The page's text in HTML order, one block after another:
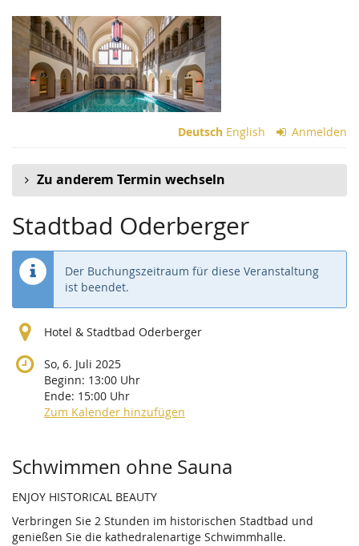
Zum
Haupt-
Inhalt
springen
Deutsch English Anmelden
Zu anderem Termin wechseln
Stadtbad Oderberger
Der Buchungszeitraum für diese Veranstaltung
ist beendet.
Hotel & Stadtbad Oderberger
So, 6. Juli 2025
Beginn: 13:00 Uhr
Ende: 15:00 Uhr
Zum Kalender hinzufügen
Produkte
Schwimmen ohne Sauna
ENJOY HISTORICAL BEAUTY
Verbringen Sie 2 Stunden im historischen Stadtbad und
genießen Sie die kathedralenartige Schwimmhalle.